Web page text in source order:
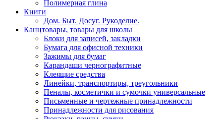
Полимерная глина
Книги
Дом. Быт. Досуг. Рукоделие.
Канцтовары, товары для школы
Блоки для записей, закладки
Бумага для офисной техники
Зажимы для бумаг
Карандаши чернографитные
Клеящие средства
Линейки, транспортиры, треугольники
Пеналы, косметички и сумочки универсальные
Письменные и чертежные принадлежности
Принадлежности для рисования